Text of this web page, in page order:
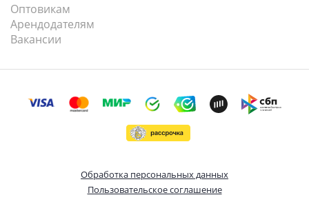
Оптовикам
Арендодателям
Вакансии
Обработка персональных данных
Пользовательское соглашение